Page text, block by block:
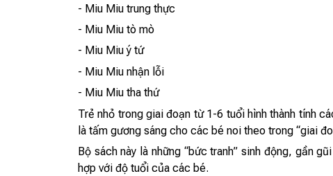
- Miu Miu trung thực
- Miu Miu tò mò
- Miu Miu ý tứ
- Miu Miu nhận lỗi
- Miu Miu tha thứ
Trẻ nhỏ trong giai đoạn từ 1-6 tuổi hình thành tính
là tấm gương sáng cho các bé noi theo trong “giai
Bộ sách này là những “bức tranh” sinh động, gần
hợp với độ tuổi của các bé.